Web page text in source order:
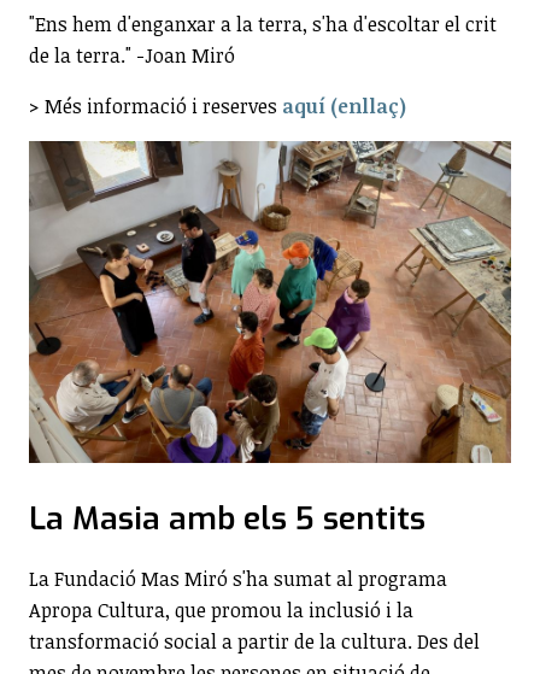
"Ens hem d'enganxar a la terra, s'ha d'escoltar el crit
de la terra." -Joan Miró
> Més informació i reserves aquí (enllaç)
La Masia amb els 5 sentits
La Fundació Mas Miró s'ha sumat al programa
Apropa Cultura, que promou la inclusió i la
transformació social a partir de la cultura. Des del